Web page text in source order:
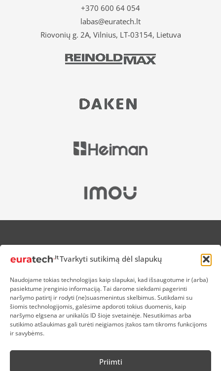
Tvarkyti sutikimą dėl slapukų
Naudojame tokias technologijas kaip slapukai, kad išsaugotume ir (arba)
pasiektume įrenginio informaciją. Tai darome siekdami pagerinti
naršymo patirtį ir rodyti (ne)suasmenintus skelbimus. Sutikdami su
šiomis technologijomis, galėsime apdoroti tokius duomenis, kaip
naršymo elgsena ar unikalūs ID šioje svetainėje. Nesutikimas arba
sutikimo atšaukimas gali turėti neigiamos įtakos tam tikroms funkcijoms
ir savybėms.
Priimti
+370 600 64 054
labas@euratech.lt
Riovonių g. 2A, Vilnius, LT-03154, Lietuva
NUOLAIDOS HEROJAMS
PREKIŲ IR PINIGŲ GRĄŽINIMAS
ATSISKAITYMAS
D.U.K
KOKYBĖS POLITIKA
SLAPUKŲ POLITIKA
SĄLYGOS IR TAISYKLĖS
ELEKTRONIKOS RŪŠIAVIMAS